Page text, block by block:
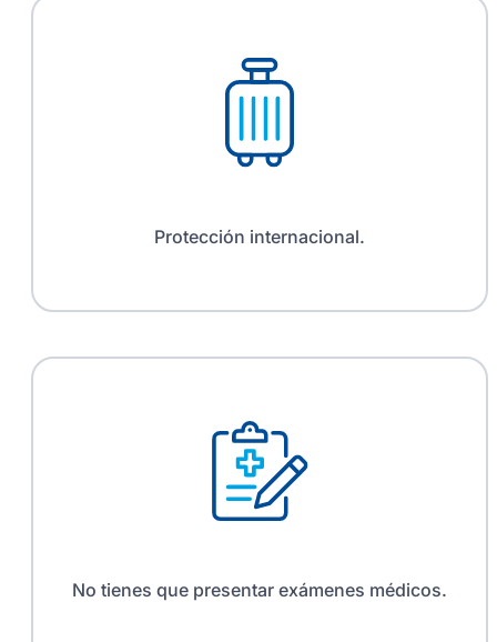
Protección internacional.
No tienes que presentar exámenes médicos.